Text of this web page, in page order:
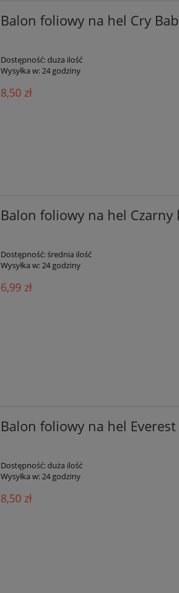
Balon foliowy na hel Cry
Dostępność:duża ilość
Wysyłka w:24 godziny
8,50 zł
Balon foliowy na hel Czarny
Dostępność:średnia ilość
Wysyłka w:24 godziny
6,99 zł
Balon foliowy na hel
Dostępność:duża ilość
Wysyłka w:24 godziny
8,50 zł